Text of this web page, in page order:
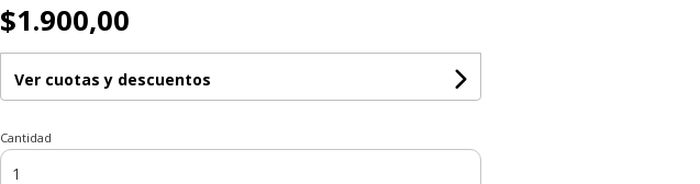
$1.900,00
Ver cuotas y descuentos
Cantidad